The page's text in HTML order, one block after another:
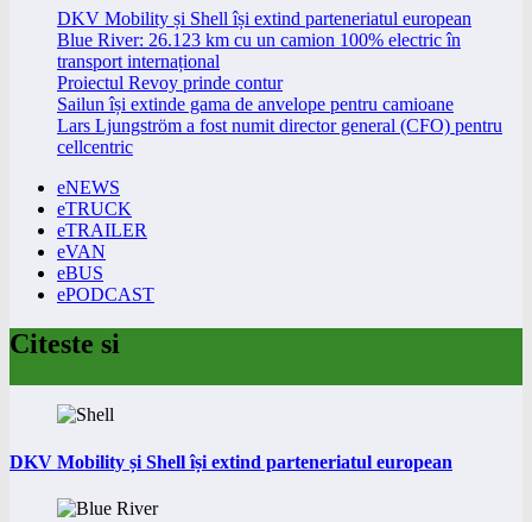
DKV Mobility și Shell își extind parteneriatul european
Blue River: 26.123 km cu un camion 100% electric în
transport internațional
Proiectul Revoy prinde contur
Sailun își extinde gama de anvelope pentru camioane
Lars Ljungström a fost numit director general (CFO) pentru
cellcentric
eNEWS
eTRUCK
eTRAILER
eVAN
eBUS
ePODCAST
Citeste si
DKV Mobility și Shell își extind parteneriatul european